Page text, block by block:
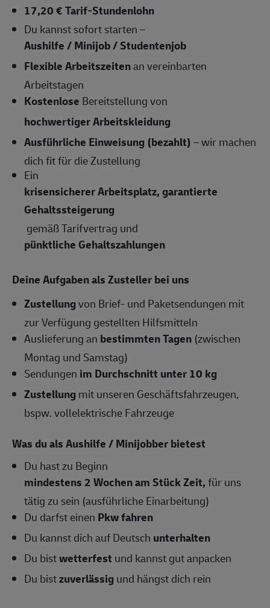
17,20 € Tarif-Stundenlohn
Du kannst sofort starten –
Aushilfe / Minijob / Studentenjob
Flexible Arbeitszeitenan vereinbarten
Arbeitstagen
Kostenlose Bereitstellung von
hochwertiger Arbeitskleidung
Ausführliche Einweisung (bezahlt)– wir machen
dich fit für die Zustellung
Ein
krisensicherer Arbeitsplatz, garantierte
Gehaltssteigerung
gemäß Tarifvertrag und
pünktliche Gehaltszahlungen
Deine Aufgaben als Zusteller bei uns
Zustellungvon Brief- und Paketsendungen mit
zur Verfügung gestellten Hilfsmitteln
Auslieferung an bestimmten Tagen (zwischen
Montag und Samstag)
Sendungen im Durchschnitt unter 10 kg
Zustellungmit unseren Geschäftsfahrzeugen,
bspw. vollelektrische Fahrzeuge
Was du als Aushilfe / Minijobber bietest
Du hast zu Beginn
mindestens 2 Wochen am Stück Zeit,für uns
tätig zu sein (ausführliche Einarbeitung)
Du darfst einen Pkw fahren
Du kannst dich auf Deutsch unterhalten
Du bistwetterfest und kannst gut anpacken
Du bistzuverlässigund hängst dich rein